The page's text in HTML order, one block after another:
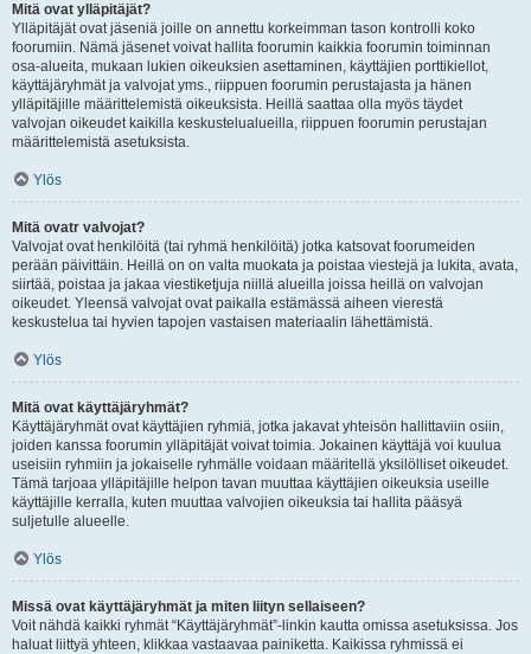
Mitä ovat ylläpitäjät?
Ylläpitäjät ovat jäseniä joille on annettu korkeimman tason kontrolli koko
foorumiin. Nämä jäsenet voivat hallita foorumin kaikkia foorumin toiminnan
osa-alueita, mukaan lukien oikeuksien asettaminen, käyttäjien porttikiellot,
käyttäjäryhmät ja valvojat yms., riippuen foorumin perustajasta ja hänen
ylläpitäjille määrittelemistä oikeuksista. Heillä saattaa olla myös täydet
valvojan oikeudet kaikilla keskustelualueilla, riippuen foorumin perustajan
määrittelemistä asetuksista.
Ylös
Mitä ovatr valvojat?
Valvojat ovat henkilöitä (tai ryhmä henkilöitä) jotka katsovat foorumeiden
perään päivittäin. Heillä on on valta muokata ja poistaa viestejä ja lukita, avata,
siirtää, poistaa ja jakaa viestiketjuja niillä alueilla joissa heillä on valvojan
oikeudet. Yleensä valvojat ovat paikalla estämässä aiheen vierestä
keskustelua tai hyvien tapojen vastaisen materiaalin lähettämistä.
Ylös
Mitä ovat käyttäjäryhmät?
Käyttäjäryhmät ovat käyttäjien ryhmiä, jotka jakavat yhteisön hallittaviin osiin,
joiden kanssa foorumin ylläpitäjät voivat toimia. Jokainen käyttäjä voi kuulua
useisiin ryhmiin ja jokaiselle ryhmälle voidaan määritellä yksilölliset oikeudet.
Tämä tarjoaa ylläpitäjille helpon tavan muuttaa käyttäjien oikeuksia useille
käyttäjille kerralla, kuten muuttaa valvojien oikeuksia tai hallita pääsyä
suljetulle alueelle.
Ylös
Missä ovat käyttäjäryhmät ja miten liityn sellaiseen?
Voit nähdä kaikki ryhmät “Käyttäjäryhmät”-linkin kautta omissa asetuksissa. Jos
haluat liittyä yhteen, klikkaa vastaavaa painiketta. Kaikissa ryhmissä ei